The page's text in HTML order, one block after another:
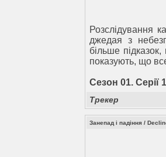
Розслідування
джедая з
більше
показують, що
Сезон 01. Серії
Трекер
Занепад і падіння /